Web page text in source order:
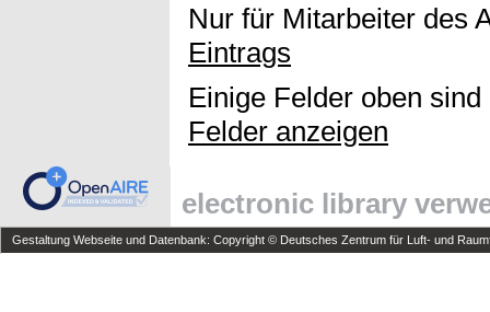
Nur für Mitarbeiter des
Eintrags
Einige Felder oben
Felder anzeigen
electronic library
Gestaltung Webseite und Datenbank: Copyright © Deutsches Zentrum für Luft- und